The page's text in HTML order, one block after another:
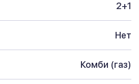
2+1
Нет
Комби (газ)